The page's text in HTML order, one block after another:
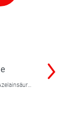
Anti-Unreinheiten- und Anti-Aging-Pflege mit Azelainsäure, Salicylsäure und Hyaluron. Mildert Pickel, Pickelmale und Falten sichtbar – ideal bei unreiner Haut mit ersten Alterungsanzeichen.